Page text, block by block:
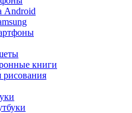
Android
книги